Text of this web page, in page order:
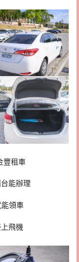
豐租車
能辦理
領車
飛機